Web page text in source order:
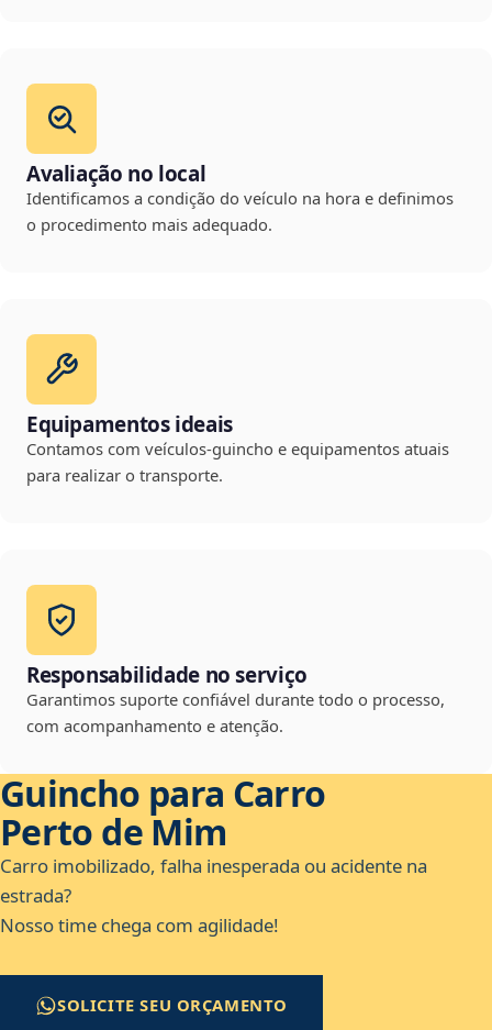
Avaliação no local
Identificamos a condição do veículo na hora e definimos
o procedimento mais adequado.
Equipamentos ideais
Contamos com veículos-guincho e equipamentos atuais
para realizar o transporte.
Responsabilidade no serviço
Garantimos suporte confiável durante todo o processo,
com acompanhamento e atenção.
Guincho para Carro
Perto de Mim
Carro imobilizado, falha inesperada ou acidente na
estrada?
Nosso time chega com agilidade!
SOLICITE SEU ORÇAMENTO